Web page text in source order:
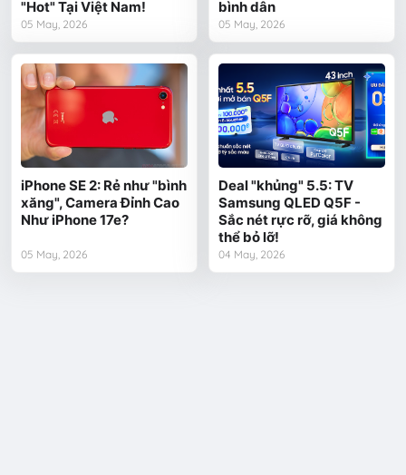
"Hot" Tại Việt Nam!
05 May, 2026
bình dân
05 May, 2026
iPhone SE 2: Rẻ như "bình
xăng", Camera Đỉnh Cao
Như iPhone 17e?
05 May, 2026
Deal "khủng" 5.5: TV
Samsung QLED Q5F -
Sắc nét rực rỡ, giá không
thể bỏ lỡ!
04 May, 2026